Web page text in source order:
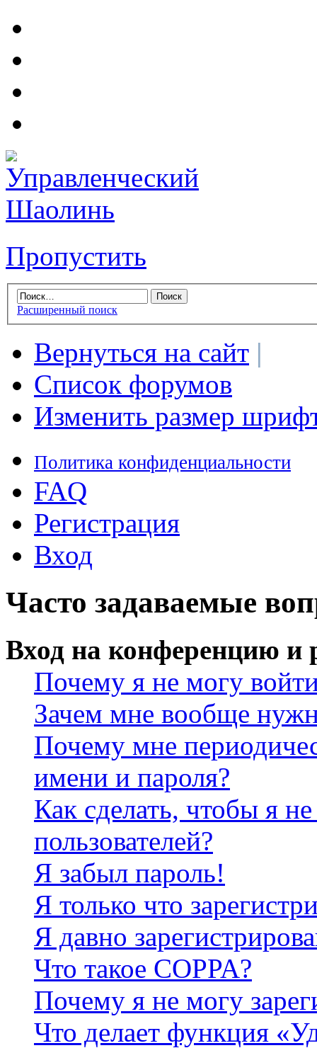
Пропустить
Расширенный поиск
Вернуться на сайт |
Список форумов
Изменить размер
Политика конфиденциальности
FAQ
Регистрация
Вход
Часто задаваемые
Вход на конференцию и
Почему я не могу
Зачем мне вообще
Почему мне
имени и пароля?
Как сделать, чтобы я
пользователей?
Я забыл пароль!
Я только что
Я давно
Что такое COPPA?
Почему я не могу
Что делает функция